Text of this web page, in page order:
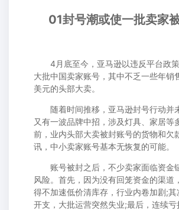
01封号潮或使一批卖家
4月底至今，亚马逊以违反平台政策
大批中国卖家账号，其中不乏一些年销
美元的头部大卖。
随着时间推移，亚马逊封号行动并
又有一波品牌中招，涉及灯具、家居等
前，业内头部大卖被封账号的货物和欠
讯，中小卖家账号基本无恢复的可能。
账号被封之后，不少卖家面临资金
风险。首先，因为没有回笼资金的渠道
得不加速低价清库存，行业内卷加剧;
开支，大批运营突然失业;最后，连续亏